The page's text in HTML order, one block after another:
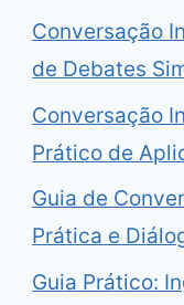
Conversação
de Debates
Conversação
Prático de
Guia de
Prática e
Guia Prático: